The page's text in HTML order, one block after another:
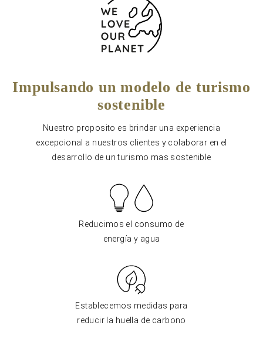
Impulsando un modelo de turismo
sostenible
Nuestro proposito es brindar una experiencia
excepcional a nuestros clientes y colaborar en el
desarrollo de un turismo mas sostenible
Reducimos el consumo de
energía y agua
Establecemos medidas para
reducir la huella de carbono